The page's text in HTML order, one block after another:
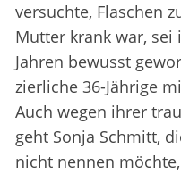
versuchte, Flaschen
Mutter krank war,
Jahren bewusst
zierliche 36-Jährige
Auch wegen ihrer
geht Sonja Schmitt,
nicht nennen